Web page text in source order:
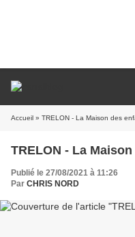
Accueil » TRELON - La Maison des
TRELON - La
Publié le 27/08/2021 à 11:26
Par CHRIS NORD